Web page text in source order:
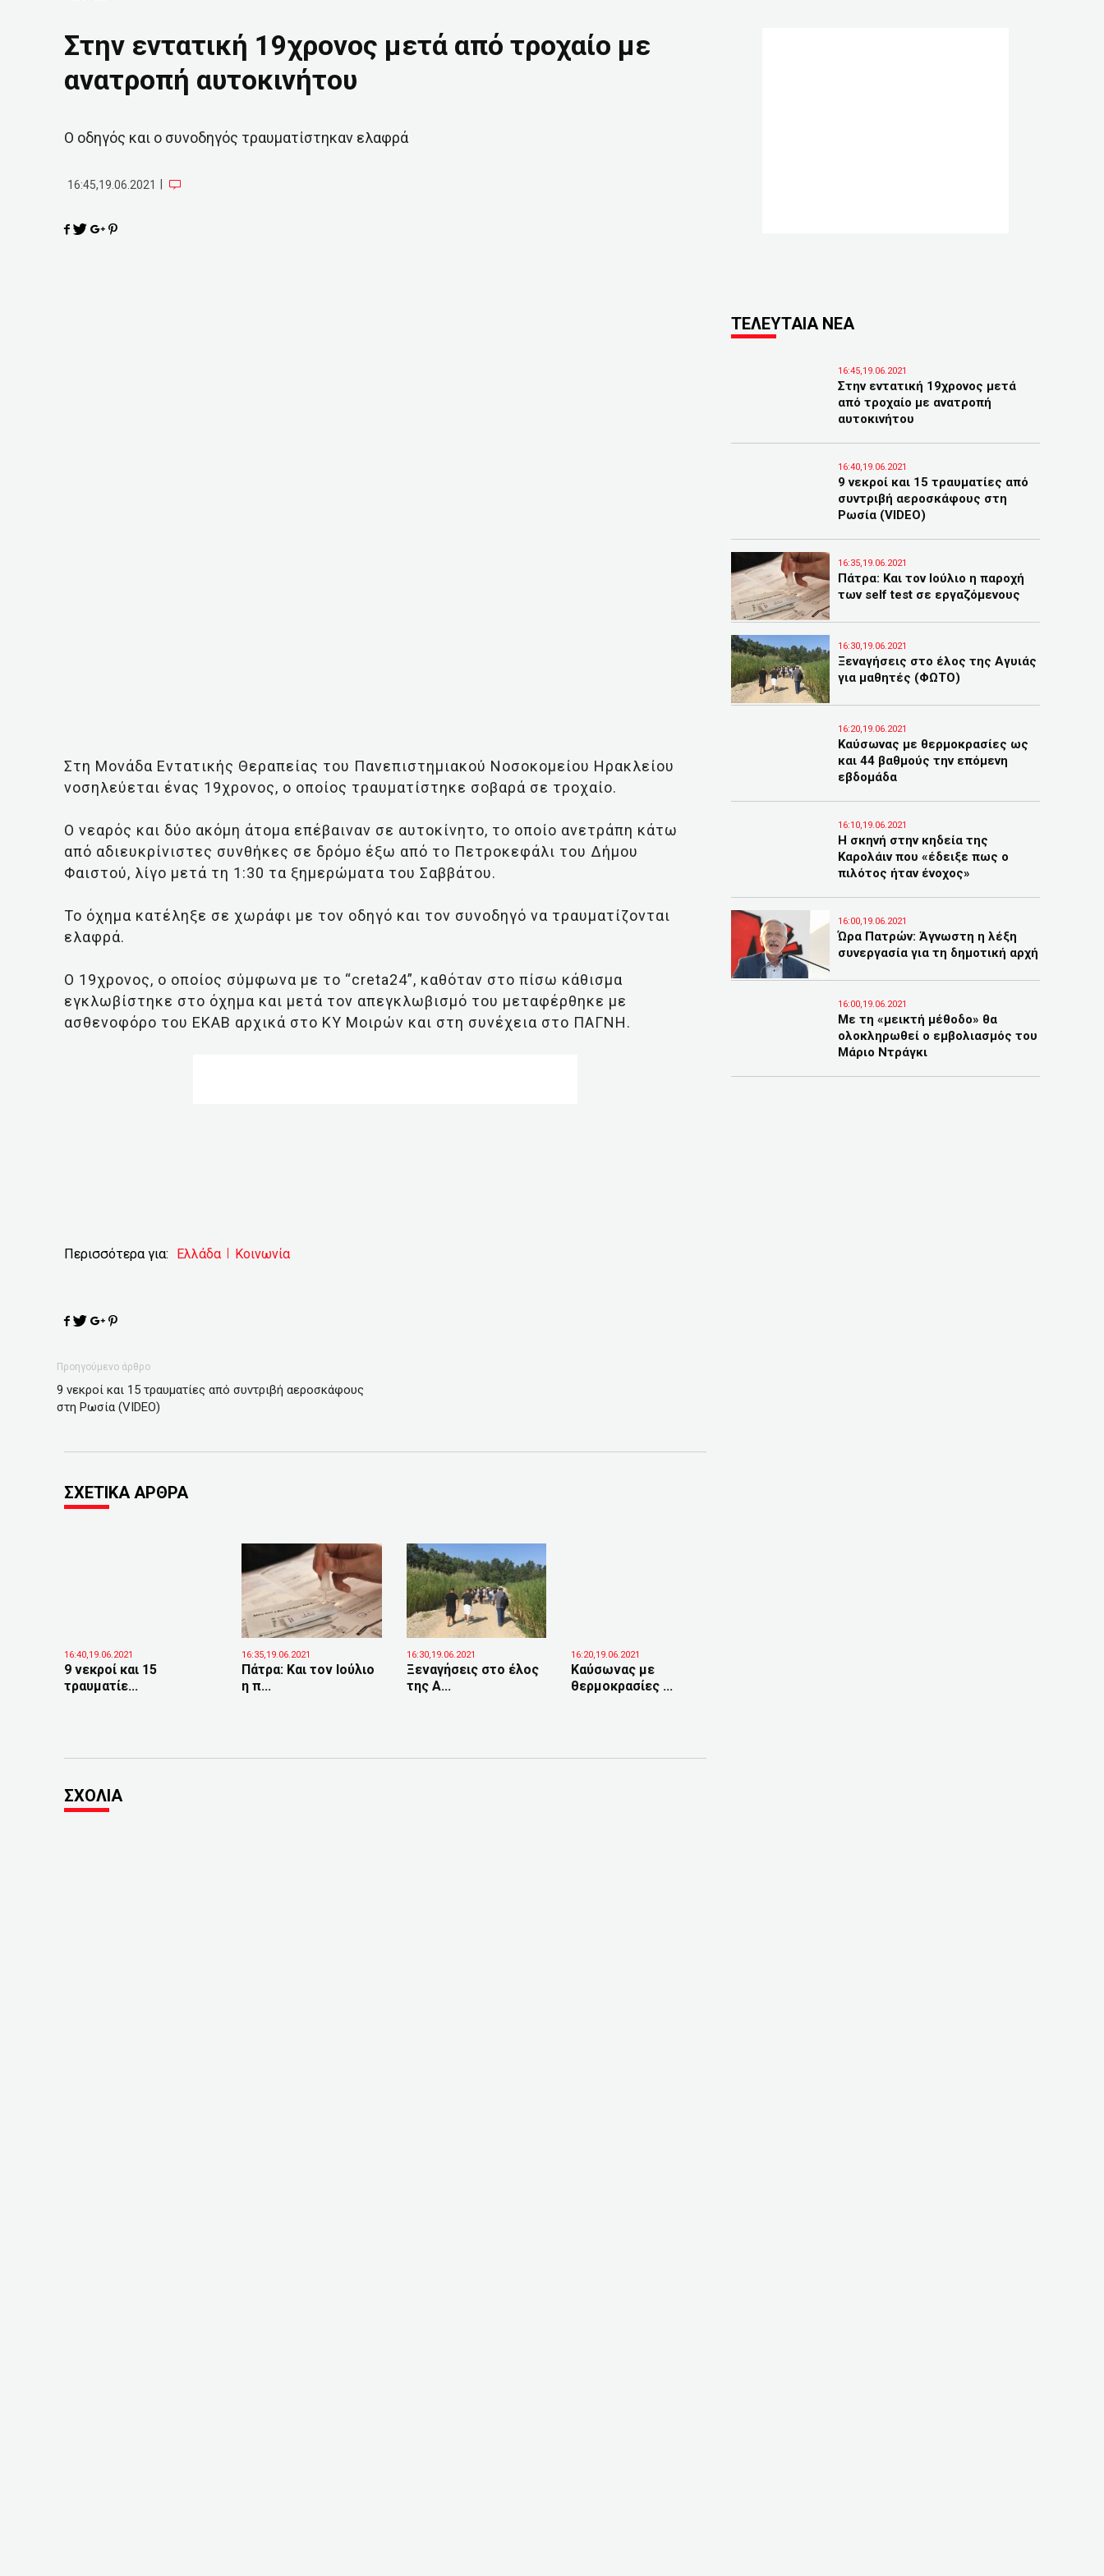
Στην εντατική 19χρονος μετά από τροχαίο με
ανατροπή αυτοκινήτου
Ο οδηγός και ο συνοδηγός τραυματίστηκαν ελαφρά
16:45,19.06.2021
Στη Μονάδα Εντατικής Θεραπείας του Πανεπιστημιακού Νοσοκομείου Ηρακλείου
νοσηλεύεται ένας 19χρονος, ο οποίος τραυματίστηκε σοβαρά σε τροχαίο.
Ο νεαρός και δύο ακόμη άτομα επέβαιναν σε αυτοκίνητο, το οποίο ανετράπη κάτω
από αδιευκρίνιστες συνθήκες σε δρόμο έξω από το Πετροκεφάλι του Δήμου
Φαιστού, λίγο μετά τη 1:30 τα ξημερώματα του Σαββάτου.
Το όχημα κατέληξε σε χωράφι με τον οδηγό και τον συνοδηγό να τραυματίζονται
ελαφρά.
Ο 19χρονος, ο οποίος σύμφωνα με το “creta24”, καθόταν στο πίσω κάθισμα
εγκλωβίστηκε στο όχημα και μετά τον απεγκλωβισμό του μεταφέρθηκε με
ασθενοφόρο του ΕΚΑΒ αρχικά στο ΚΥ Μοιρών και στη συνέχεια στο ΠΑΓΝΗ.
Περισσότερα για: Ελλάδα Κοινωνία
Προηγούμενο άρθρο
9 νεκροί και 15 τραυματίες από συντριβή αεροσκάφους
στη Ρωσία (VIDEO)
ΣΧΕΤΙΚΑ ΑΡΘΡΑ
16:40,19.06.2021
9 νεκροί και 15
τραυματίε...
16:35,19.06.2021
Πάτρα: Και τον Ιούλιο
η π...
16:30,19.06.2021
Ξεναγήσεις στο έλος
της Α...
16:20,19.06.2021
Καύσωνας με
θερμοκρασίες ...
ΣΧΟΛΙΑ
ΤΕΛΕΥΤΑΙΑ ΝΕΑ
16:45,19.06.2021
Στην εντατική 19χρονος μετά
από τροχαίο με ανατροπή
αυτοκινήτου
16:40,19.06.2021
9 νεκροί και 15 τραυματίες από
συντριβή αεροσκάφους στη
Ρωσία (VIDEO)
16:35,19.06.2021
Πάτρα: Και τον Ιούλιο η παροχή
των self test σε εργαζόμενους
16:30,19.06.2021
Ξεναγήσεις στο έλος της Αγυιάς
για μαθητές (ΦΩΤΟ)
16:20,19.06.2021
Καύσωνας με θερμοκρασίες ως
και 44 βαθμούς την επόμενη
εβδομάδα
16:10,19.06.2021
Η σκηνή στην κηδεία της
Καρολάιν που «έδειξε πως ο
πιλότος ήταν ένοχος»
16:00,19.06.2021
Ώρα Πατρών: Άγνωστη η λέξη
συνεργασία για τη δημοτική αρχή
16:00,19.06.2021
Με τη «μεικτή μέθοδο» θα
ολοκληρωθεί ο εμβολιασμός του
Μάριο Ντράγκι